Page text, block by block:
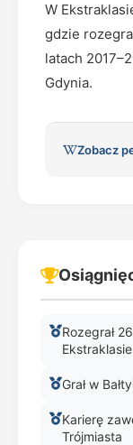
W
gdzie
latach
Gdynia.
Zobacz
Rozegrał
Grał w
Karierę
Trójmiasta